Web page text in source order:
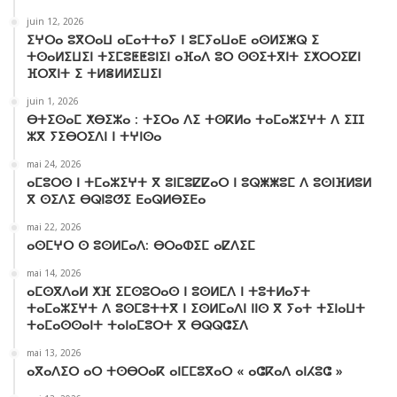
juin 12, 2026
ⵉⵖⵔⴰ ⵓⴳⵔⴰⵡ ⴰⵎⴰⵜⵜⴰⵢ ⵏ ⵓⵎⵢⴰⵡⴰⴹ ⴰⵙⵍⵉⵥⵕ ⵉ
ⵜⵙⴰⵍⵉⵡⵉⵏ ⵜⵉⵎⵓⵟⵟⵓⵏⵉⵏ ⴰⴼⴰⴷ ⵓⵔ ⵙⵙⵉⵜⴳⵏⵜ ⵉⵅⵔⵔⵉⵇⵏ
ⴼⵔⴳⵏⵜ ⵉ ⵜⵍⴻⵍⵍⵉⵡⵉⵏ
juin 1, 2026
ⴱⵜⵉⵙⴰⵎ ⵅⴱⵉⵣⴰ : ⵜⵉⵔⴰ ⴷⵉ ⵜⵙⴽⵍⴰ ⵜⴰⵎⴰⵣⵉⵖⵜ ⴷ ⵉⵊⵊ
ⵣⴳ ⵢⵉⴱⵔⵉⴷⵏ ⵏ ⵜⵖⵏⵙⴰ
mai 24, 2026
ⴰⵎⵓⵔⵙ ⵏ ⵜⵎⴰⵣⵉⵖⵜ ⴳ ⵓⵏⵎⵓⵇⵇⴰⵔ ⵏ ⵓⵕⵥⵥⵓⵎ ⴷ ⵓⵙⵏⴼⵍⵓⵍ
ⴳ ⵙⵉⴷⵉ ⴱⵕⵏⵓⵚⵉ ⴹⴰⵕⵍⴱⵉⴹⴰ
mai 22, 2026
ⴰⵙⵎⵖⵔ ⵙ ⵓⵙⵍⵎⴰⴷ: ⴱⵔⴰⵀⵉⵎ ⴰⵇⴷⵉⵎ
mai 14, 2026
ⴰⵎⵙⴳⴷⴰⵍ ⵅⴼ ⵉⵎⵙⵓⵔⴰⵙ ⵏ ⵓⵙⵍⵎⴷ ⵏ ⵜⵓⵜⵍⴰⵢⵜ
ⵜⴰⵎⴰⵣⵉⵖⵜ ⴷ ⵓⵙⵎⵓⵜⵜⴳ ⵏ ⵉⵙⵍⵎⴰⴷⵏ ⵏⵏⵙ ⴳ ⵢⴰⵜ ⵜⵉⵏⴰⵡⵜ
ⵜⴰⵎⴰⵙⵙⴰⵏⵜ ⵜⴰⵏⴰⵎⵓⵔⵜ ⴳ ⴱⵕⵕⵛⵉⴷ
mai 13, 2026
ⴰⴳⴰⴷⵉⵔ ⴰⵔ ⵜⵙⴱⵔⴰⴽ ⴰⵏⵎⵎⵓⴳⴰⵔ « ⴰⵛⴽⴰⴷ ⴰⵏⵃⵓⵛ »